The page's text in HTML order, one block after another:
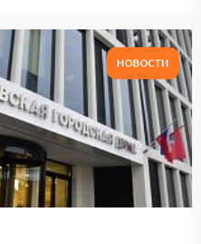
НОВОСТИ